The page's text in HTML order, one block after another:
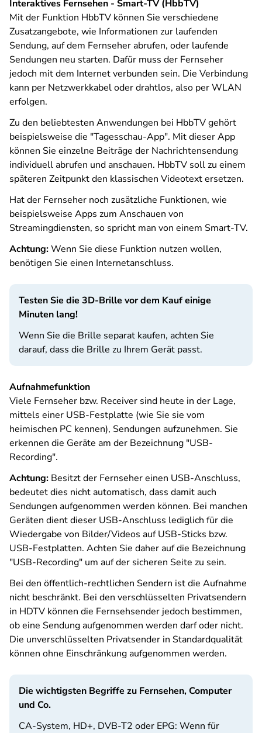
Interaktives Fernsehen - Smart-TV (HbbTV)
Mit der Funktion HbbTV können Sie verschiedene
Zusatzangebote, wie Informationen zur laufenden
Sendung, auf dem Fernseher abrufen, oder laufende
Sendungen neu starten. Dafür muss der Fernseher
jedoch mit dem Internet verbunden sein. Die Verbindung
kann per Netzwerkkabel oder drahtlos, also per WLAN
erfolgen.
Zu den beliebtesten Anwendungen bei HbbTV gehört
beispielsweise die "Tagesschau-App". Mit dieser App
können Sie einzelne Beiträge der Nachrichtensendung
individuell abrufen und anschauen. HbbTV soll zu einem
späteren Zeitpunkt den klassischen Videotext ersetzen.
Hat der Fernseher noch zusätzliche Funktionen, wie
beispielsweise Apps zum Anschauen von
Streamingdiensten, so spricht man von einem Smart-TV.
Achtung:Wenn Sie diese Funktion nutzen wollen,
benötigen Sie einen Internetanschluss.
Testen Sie die 3D-Brille vor dem Kauf einige
Minuten lang!
Wenn Sie die Brille separat kaufen, achten Sie
darauf, dass die Brille zu Ihrem Gerät passt.
Aufnahmefunktion
Viele Fernseher bzw. Receiver sind heute in der Lage,
mittels einer USB-Festplatte (wie Sie sie vom
heimischen PC kennen), Sendungen aufzunehmen. Sie
erkennen die Geräte am der Bezeichnung "USB-
Recording".
Achtung: Besitzt der Fernseher einen USB-Anschluss,
bedeutet dies nicht automatisch, dass damit auch
Sendungen aufgenommen werden können. Bei manchen
Geräten dient dieser USB-Anschluss lediglich für die
Wiedergabe von Bilder/Videos auf USB-Sticks bzw.
USB-Festplatten. Achten Sie daher auf die Bezeichnung
"USB-Recording" um auf der sicheren Seite zu sein.
Bei den öffentlich-rechtlichen Sendern ist die Aufnahme
nicht beschränkt. Bei den verschlüsselten Privatsendern
in HDTV können die Fernsehsender jedoch bestimmen,
ob eine Sendung aufgenommen werden darf oder nicht.
Die unverschlüsselten Privatsender in Standardqualität
können ohne Einschränkung aufgenommen werden.
Die wichtigsten Begriffe zu Fernsehen, Computer
und Co.
CA-System, HD+, DVB-T2 oder EPG: Wenn für